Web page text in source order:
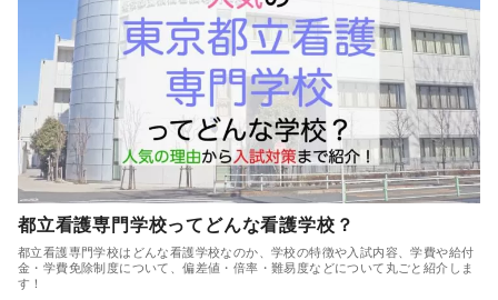
都立看護専門学校ってどんな看護学校？
都立看護専門学校はどんな看護学校なのか、学校の特徴や入試内容、学費や給付
金・学費免除制度について、偏差値・倍率・難易度などについて丸ごと紹介しま
す！